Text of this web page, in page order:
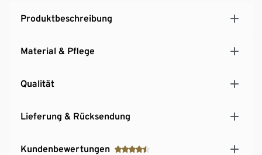
Produktbeschreibung
Material & Pflege
Qualität
Lieferung & Rücksendung
Kundenbewertungen